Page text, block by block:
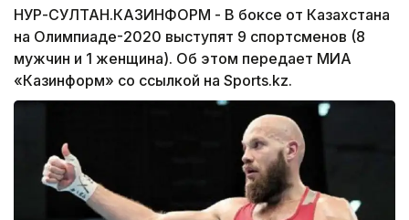
НУР-СУЛТАН.КАЗИНФОРМ - В боксе от Казахстана
на Олимпиаде-2020 выступят 9 спортсменов (8
мужчин и 1 женщина). Об этом передает МИА
«Казинформ» со ссылкой на Sports.kz.